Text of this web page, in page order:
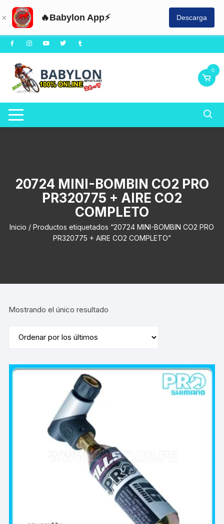
🔥Babylon App⚡ Descarga
Saltar
al
contenido
0
20724 MINI-BOMBIN CO2 PRO
PR320775 + AIRE CO2
COMPLETO
Inicio / Productos etiquetados “20724 MINI-BOMBIN CO2 PRO
PR320775 + AIRE CO2 COMPLETO”
Mostrando el único resultado